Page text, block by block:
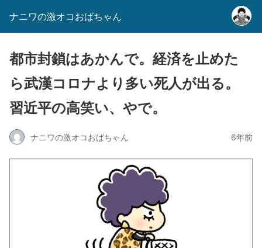
ナニワの激オコおばちゃん
都市封鎖はあかんで。経済を止めた
ら武漢コロナより多い死人が出る。
習近平の高笑い、やで。
ナニワの激オコおばちゃん 6年前